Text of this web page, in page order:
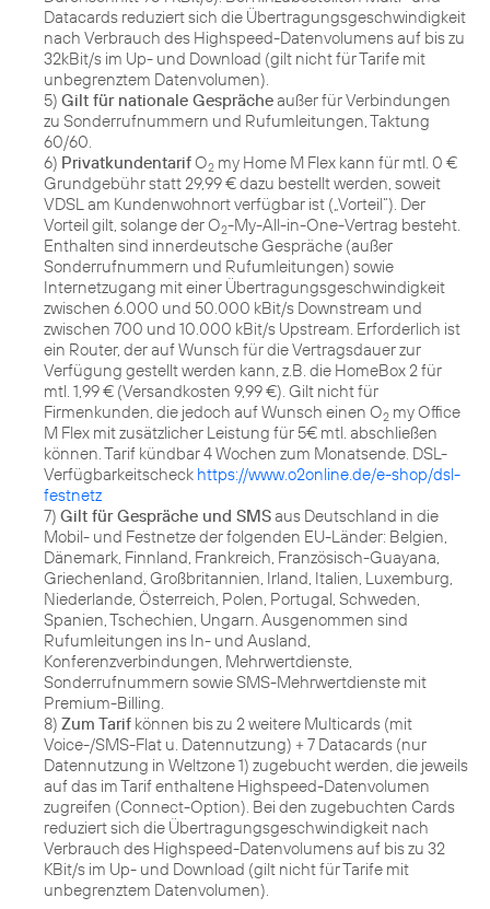
Datacards reduziert sich die Übertragungsgeschwindigkeit
nach Verbrauch des Highspeed-Datenvolumens auf bis zu
32kBit/s im Up- und Download (gilt nicht für Tarife mit
unbegrenztem Datenvolumen).
5) Gilt für nationale Gesprächeaußer für Verbindungen
zu Sonderrufnummern und Rufumleitungen, Taktung
60/60.
6) PrivatkundentarifO2 my Home M Flex kann für mtl. 0 €
Grundgebühr statt 29,99 € dazu bestellt werden, soweit
VDSL am Kundenwohnort verfügbar ist („Vorteil“). Der
Vorteil gilt, solange der O2-My-All-in-One-Vertrag besteht.
Enthalten sind innerdeutsche Gespräche (außer
Sonderrufnummern und Rufumleitungen) sowie
Internetzugang mit einer Übertragungsgeschwindigkeit
zwischen 6.000 und 50.000 kBit/s Downstream und
zwischen 700 und 10.000 kBit/s Upstream. Erforderlich ist
ein Router, der auf Wunsch für die Vertragsdauer zur
Verfügung gestellt werden kann, z.B. die HomeBox 2 für
mtl. 1,99 € (Versandkosten 9,99 €). Gilt nicht für
Firmenkunden, die jedoch auf Wunsch einen O2 my Office
M Flex mit zusätzlicher Leistung für 5€ mtl. abschließen
können. Tarif kündbar 4 Wochen zum Monatsende. DSL-
Verfügbarkeitscheck https://www.o2online.de/e-shop/dsl-
festnetz
7) Gilt für Gespräche und SMSaus Deutschland in die
Mobil- und Festnetze der folgenden EU-Länder: Belgien,
Dänemark, Finnland, Frankreich, Französisch-Guayana,
Griechenland, Großbritannien, Irland, Italien, Luxemburg,
Niederlande, Österreich, Polen, Portugal, Schweden,
Spanien, Tschechien, Ungarn. Ausgenommen sind
Rufumleitungen ins In- und Ausland,
Konferenzverbindungen, Mehrwertdienste,
Sonderrufnummern sowie SMS-Mehrwertdienste mit
Premium-Billing.
8) Zum Tarif können bis zu 2 weitere Multicards (mit
Voice-/SMS-Flat u. Datennutzung) + 7 Datacards (nur
Datennutzung in Weltzone 1) zugebucht werden, die jeweils
auf das im Tarif enthaltene Highspeed-Datenvolumen
zugreifen (Connect-Option). Bei den zugebuchten Cards
reduziert sich die Übertragungsgeschwindigkeit nach
Verbrauch des Highspeed-Datenvolumens auf bis zu 32
KBit/s im Up- und Download (gilt nicht für Tarife mit
unbegrenztem Datenvolumen).